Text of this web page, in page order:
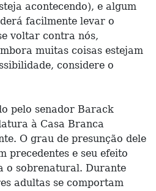
acontecendo), e algum
facilmente levar o
voltar contra nós,
muitas coisas estejam
considere o
pelo senador Barack
à Casa Branca
O grau de presunção dele
precedentes e seu efeito
o sobrenatural. Durante
adultas se comportam